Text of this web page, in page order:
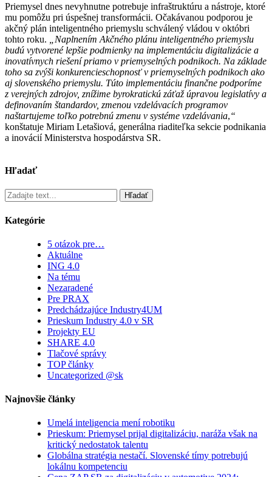
Priemysel dnes nevyhnutne potrebuje infraštruktúru a nástroje, ktoré
mu pomôžu pri úspešnej transformácii. Očakávanou podporou je
akčný plán inteligentného priemyslu schválený vládou v októbri
tohto roku.
„Naplnením Akčného plánu inteligentného priemyslu
budú vytvorené lepšie podmienky na implementáciu digitalizácie a
inovatívnych riešení priamo v priemyselných podnikoch. Na základe
toho sa zvýši konkurencieschopnosť v priemyselných podnikoch ako
aj slovenského priemyslu. Túto implementáciu finančne podporíme
z verejných zdrojov, znížime byrokratickú záťaž úpravou legislatívy a
definovaním štandardov, zmenou vzdelávacích programov
naštartujeme toľko potrebnú zmenu v systéme vzdelávania,“
konštatuje Miriam Letašiová, generálna riaditeľka sekcie podnikania
a inovácií Ministerstva hospodárstva SR.
Hľadať
Hľadať
Kategórie
5 otázok pre…
Aktuálne
ING 4.0
Na tému
Nezaradené
Pre PRAX
Predchádzajúce Industry4UM
Prieskum Industry 4.0 v SR
Projekty EU
SHARE 4.0
Tlačové správy
TOP články
Uncategorized @sk
Najnovšie články
Umelá inteligencia mení robotiku
Prieskum: Priemysel prijal digitalizáciu, naráža však na
kritický nedostatok talentu
Globálna stratégia nestačí. Slovenské tímy potrebujú
lokálnu kompetenciu